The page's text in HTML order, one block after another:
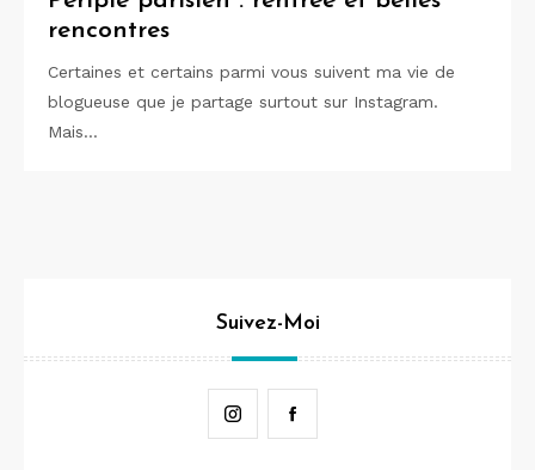
rencontres
Certaines et certains parmi vous suivent ma vie de
blogueuse que je partage surtout sur Instagram.
Mais…
Suivez-Moi
Instagram